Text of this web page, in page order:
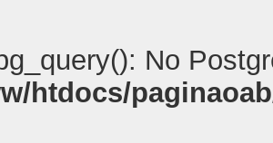
No
htdocs/